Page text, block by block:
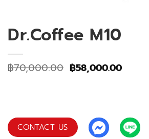
Dr.Coffee M10
฿70,000.00 Original
price
฿58,000.00Current
CONTACT US